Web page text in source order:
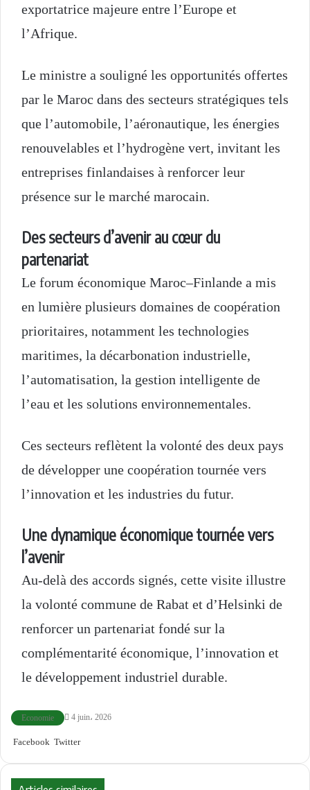
exportatrice majeure entre l’Europe et
l’Afrique.
Le ministre a souligné les opportunités offertes
par le Maroc dans des secteurs stratégiques tels
que l’automobile, l’aéronautique, les énergies
renouvelables et l’hydrogène vert, invitant les
entreprises finlandaises à renforcer leur
présence sur le marché marocain.
Des secteurs d’avenir au cœur du
partenariat
Le forum économique Maroc–Finlande a mis
en lumière plusieurs domaines de coopération
prioritaires, notamment les technologies
maritimes, la décarbonation industrielle,
l’automatisation, la gestion intelligente de
l’eau et les solutions environnementales.
Ces secteurs reflètent la volonté des deux pays
de développer une coopération tournée vers
l’innovation et les industries du futur.
Une dynamique économique tournée vers
l’avenir
Au-delà des accords signés, cette visite illustre
la volonté commune de Rabat et d’Helsinki de
renforcer un partenariat fondé sur la
complémentarité économique, l’innovation et
le développement industriel durable.
Economie 4 juin، 2026
Facebook Twitter